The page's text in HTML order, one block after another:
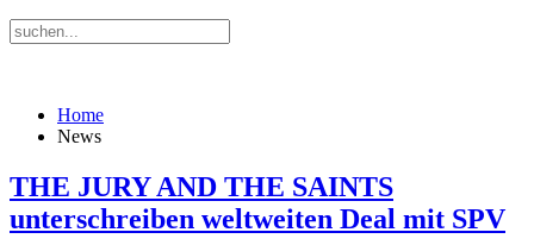
Home
News
THE JURY AND THE SAINTS
unterschreiben weltweiten Deal mit SPV